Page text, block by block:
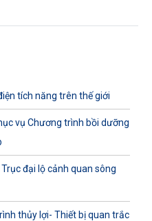
tích năng trên thế giới
vụ Chương trình bồi dưỡng
đại lộ cảnh quan sông
thủy lợi- Thiết bị quan trắc